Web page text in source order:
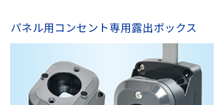
パネル用コンセント専用露出ボックス